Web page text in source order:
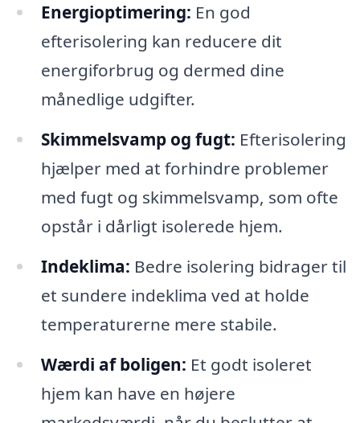
Energioptimering: En god
efterisolering kan reducere dit
energiforbrug og dermed dine
månedlige udgifter.
Skimmelsvamp og fugt: Efterisolering
hjælper med at forhindre problemer
med fugt og skimmelsvamp, som ofte
opstår i dårligt isolerede hjem.
Indeklima: Bedre isolering bidrager til
et sundere indeklima ved at holde
temperaturerne mere stabile.
Wærdi af boligen: Et godt isoleret
hjem kan have en højere